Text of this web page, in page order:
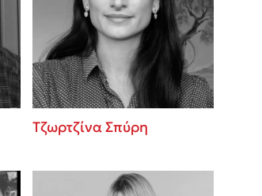
Τζωρτζίνα Σπύρη